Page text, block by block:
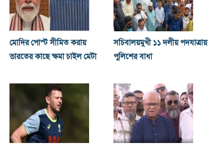
মোদির পোস্ট সীমিত করায়
ভারতের কাছে ক্ষমা চাইল মেটা
সচিবালয়মুখী ১১ দলীয় পদযাত্রায়
পুলিশের বাধা